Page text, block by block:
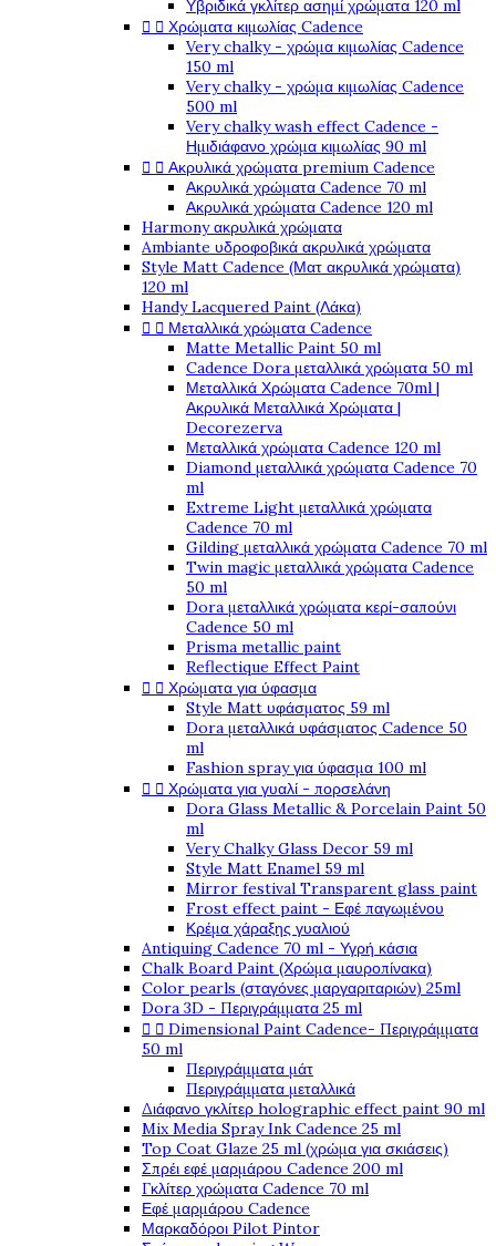
Υβριδικά γκλίτερ ασημί χρώματα 120 ml
  Χρώματα κιμωλίας Cadence
Very chalky - χρώμα κιμωλίας Cadence
150 ml
Very chalky - χρώμα κιμωλίας Cadence
500 ml
Very chalky wash effect Cadence -
Ημιδιάφανο χρώμα κιμωλίας 90 ml
  Ακρυλικά χρώματα premium Cadence
Ακρυλικά χρώματα Cadence 70 ml
Ακρυλικά χρώματα Cadence 120 ml
Harmony ακρυλικά χρώματα
Ambiante υδροφοβικά ακρυλικά χρώματα
Style Matt Cadence (Ματ ακρυλικά χρώματα)
120 ml
Handy Lacquered Paint (Λάκα)
  Μεταλλικά χρώματα Cadence
Matte Metallic Paint 50 ml
Cadence Dora μεταλλικά χρώματα 50 ml
Μεταλλικά Χρώματα Cadence 70ml |
Ακρυλικά Μεταλλικά Χρώματα |
Decorezerva
Μεταλλικά χρώματα Cadence 120 ml
Diamond μεταλλικά χρώματα Cadence 70
ml
Extreme Light μεταλλικά χρώματα
Cadence 70 ml
Gilding μεταλλικά χρώματα Cadence 70 ml
Twin magic μεταλλικά χρώματα Cadence
50 ml
Dora μεταλλικά χρώματα κερί-σαπούνι
Cadence 50 ml
Prisma metallic paint
Reflectique Effect Paint
  Χρώματα για ύφασμα
Style Matt υφάσματος 59 ml
Dora μεταλλικά υφάσματος Cadence 50
ml
Fashion spray για ύφασμα 100 ml
  Χρώματα για γυαλί - πορσελάνη
Dora Glass Metallic & Porcelain Paint 50
ml
Very Chalky Glass Decor 59 ml
Style Matt Enamel 59 ml
Mirror festival Transparent glass paint
Frost effect paint - Εφέ παγωμένου
Κρέμα χάραξης γυαλιού
Antiquing Cadence 70 ml - Υγρή κάσια
Chalk Board Paint (Χρώμα μαυροπίνακα)
Color pearls (σταγόνες μαργαριταριών) 25ml
Dora 3D - Περιγράμματα 25 ml
  Dimensional Paint Cadence- Περιγράμματα
50 ml
Περιγράμματα μάτ
Περιγράμματα μεταλλικά
Διάφανο γκλίτερ holographic effect paint 90 ml
Mix Media Spray Ink Cadence 25 ml
Top Coat Glaze 25 ml (χρώμα για σκιάσεις)
Σπρέι εφέ μαρμάρου Cadence 200 ml
Γκλίτερ χρώματα Cadence 70 ml
Εφέ μαρμάρου Cadence
Μαρκαδόροι Pilot Pintor